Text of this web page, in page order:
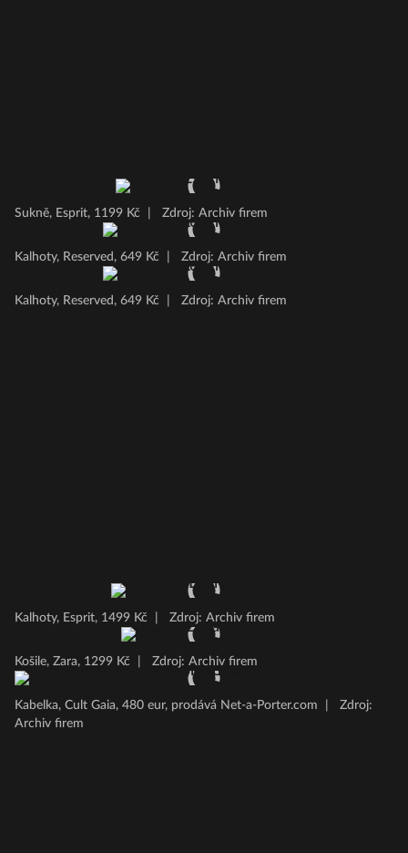
Sukně, Esprit, 1199 Kč Zdroj: Archiv firem
Kalhoty, Reserved, 649 Kč Zdroj: Archiv firem
Kalhoty, Reserved, 649 Kč Zdroj: Archiv firem
Kalhoty, Esprit, 1499 Kč Zdroj: Archiv firem
Košile, Zara, 1299 Kč Zdroj: Archiv firem
Kabelka, Cult Gaia, 480 eur, prodává Net-a-Porter.com
Zdroj:
Archiv firem